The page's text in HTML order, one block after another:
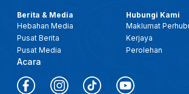
Berita & Media
Hebahan Media
Pusat Berita
Pusat Media
Acara
Hubungi Kami
Maklumat
Kerjaya
Perolehan